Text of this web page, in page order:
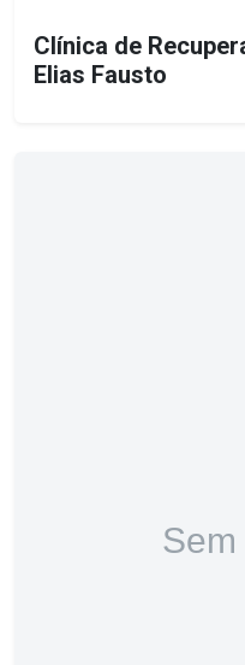
Clínica de
Elias Fausto